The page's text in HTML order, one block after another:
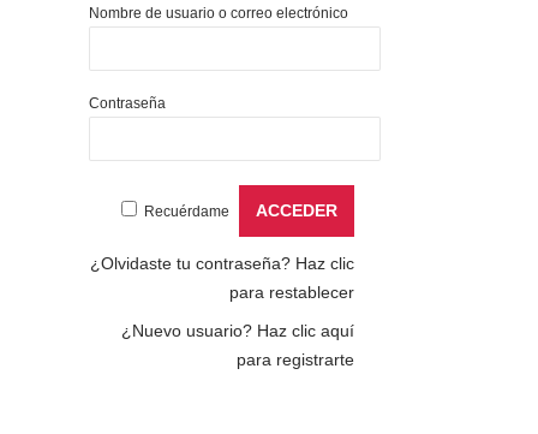
Nombre de usuario o correo electrónico
Contraseña
Recuérdame
¿Olvidaste tu contraseña? Haz clic
para restablecer
¿Nuevo usuario? Haz clic aquí
para registrarte